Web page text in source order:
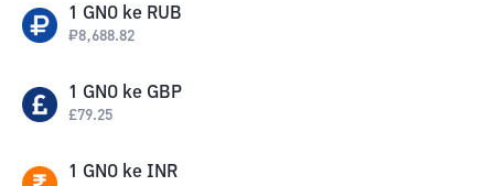
1 GNO ke RUB
₽8,688.82
1 GNO ke GBP
£79.25
1 GNO ke INR